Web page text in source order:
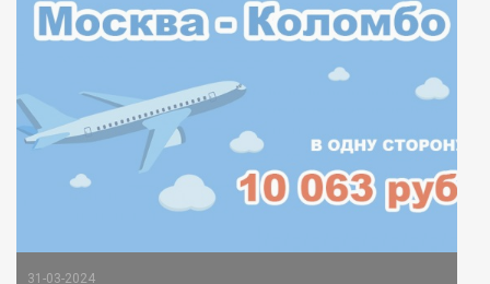
31-03-2024